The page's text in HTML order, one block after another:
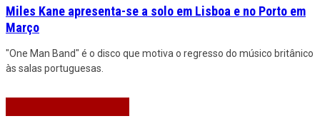
Miles Kane apresenta-se a solo em Lisboa e no Porto em
Março
"One Man Band" é o disco que motiva o regresso do músico britânico
às salas portuguesas.